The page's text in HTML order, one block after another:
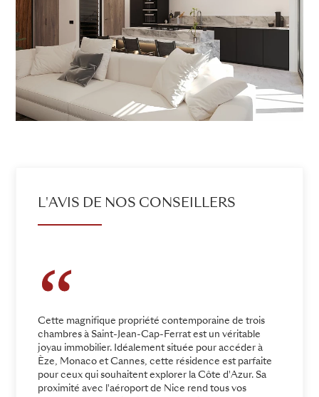
L'AVIS DE NOS CONSEILLERS
Cette magnifique propriété contemporaine de trois
chambres à Saint-Jean-Cap-Ferrat est un véritable
joyau immobilier. Idéalement située pour accéder à
Èze, Monaco et Cannes, cette résidence est parfaite
pour ceux qui souhaitent explorer la Côte d'Azur. Sa
proximité avec l'aéroport de Nice rend tous vos